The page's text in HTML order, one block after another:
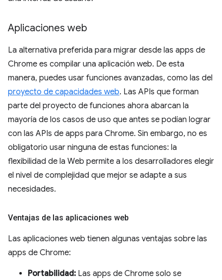
Aplicaciones web
La alternativa preferida para migrar desde las apps de
Chrome es compilar una aplicación web. De esta
manera, puedes usar funciones avanzadas, como las del
proyecto de capacidades web. Las APIs que forman
parte del proyecto de funciones ahora abarcan la
mayoría de los casos de uso que antes se podían lograr
con las APIs de apps para Chrome. Sin embargo, no es
obligatorio usar ninguna de estas funciones: la
flexibilidad de la Web permite a los desarrolladores elegir
el nivel de complejidad que mejor se adapte a sus
necesidades.
Ventajas de las aplicaciones web
Las aplicaciones web tienen algunas ventajas sobre las
apps de Chrome:
Portabilidad: Las apps de Chrome solo se